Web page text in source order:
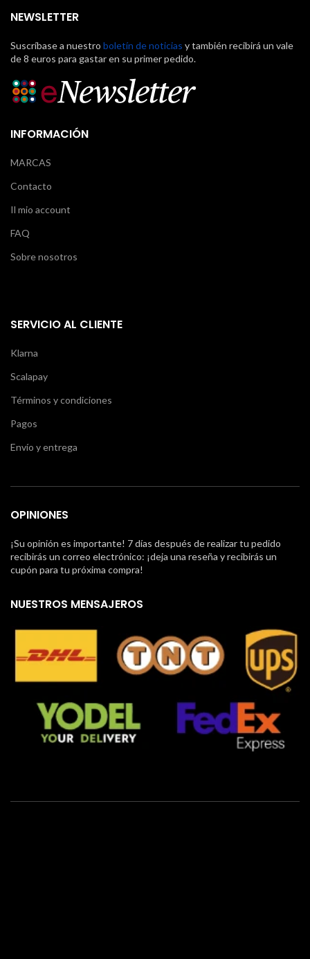
NEWSLETTER
Suscríbase a nuestro boletín de noticias y también recibirá un vale
de 8 euros para gastar en su primer pedido.
INFORMACIÓN
MARCAS
Contacto
Il mio account
FAQ
Sobre nosotros
SERVICIO AL CLIENTE
Klarna
Scalapay
Términos y condiciones
Pagos
Envío y entrega
OPINIONES
¡Su opinión es importante! 7 días después de realizar tu pedido
recibirás un correo electrónico: ¡deja una reseña y recibirás un
cupón para tu próxima compra!
NUESTROS MENSAJEROS